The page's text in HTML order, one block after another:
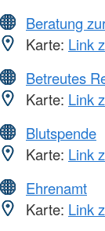
Beratung
Karte: Link
Betreutes
Karte: Link
Blutspende
Karte: Link
Ehrenamt
Karte: Link